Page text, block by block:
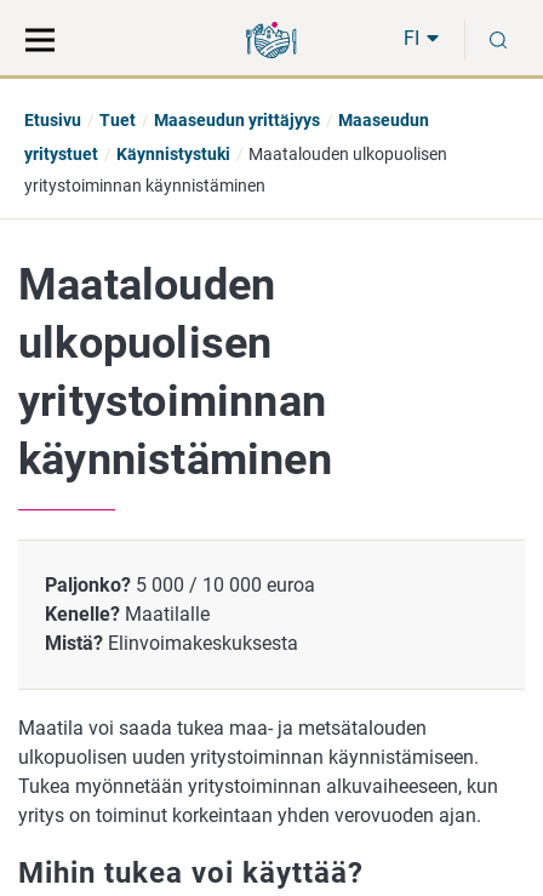
suoraan
sisältöön
koko
sivuston
FI
Etusivu Tuet Maaseudun yrittäjyys
Maaseudun
yritystuet
Käynnistystuki
Maatalouden ulkopuolisen
yritystoiminnan käynnistäminen
Maatalouden
ulkopuolisen
yritystoiminnan
käynnistäminen
Paljonko? 5 000 / 10 000 euroa
Kenelle? Maatilalle
Mistä? Elinvoimakeskuksesta
Maatila voi saada tukea maa- ja metsätalouden
ulkopuolisen uuden yritystoiminnan käynnistämiseen.
Tukea myönnetään yritystoiminnan alkuvaiheeseen, kun
yritys on toiminut korkeintaan yhden verovuoden ajan.
Mihin tukea voi käyttää?